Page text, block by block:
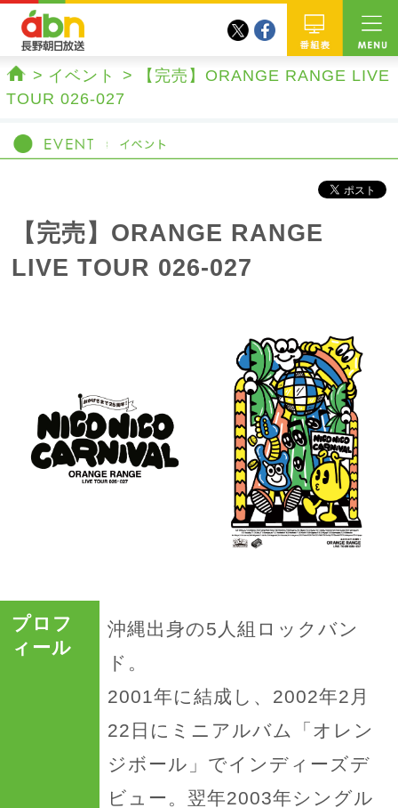
番組
twitterfacebook
ホーム
イベント
【完売】ORANGE RANGE LIVE
TOUR 026-027
【完売】ORANGE RANGE
LIVE TOUR 026-027
プロフ
ィール
沖縄出身の5人組ロックバン
ド。
2001年に結成し、2002年2月
22日にミニアルバム「オレン
ジボール」でインディーズデ
ビュー。翌年2003年シングル